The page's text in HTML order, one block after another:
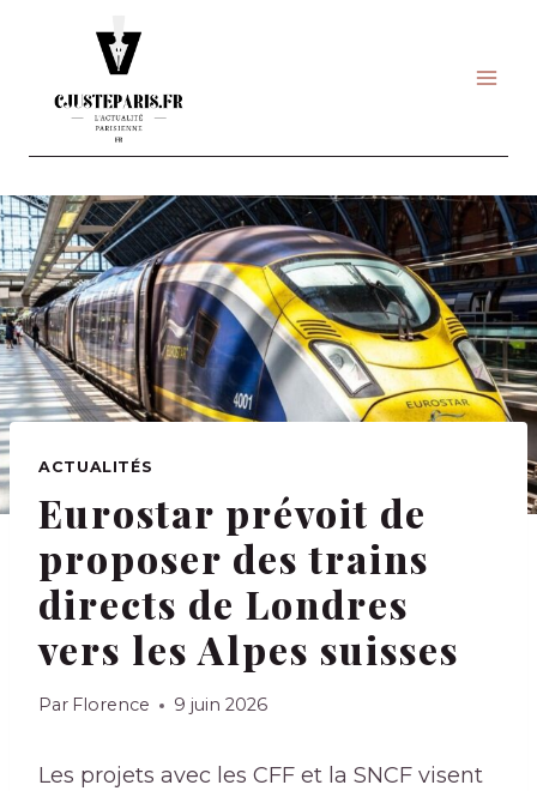
ACTUALITÉS
Eurostar prévoit de
proposer des trains
directs de Londres
vers les Alpes suisses
Par Florence 9 juin 2026
Les projets avec les CFF et la SNCF visent